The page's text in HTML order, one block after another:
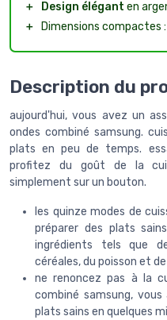
＋
Design élégant en
＋
Dimensions compactes
Description du
aujourd'hui, vous avez un
ondes combiné samsung.
plats en peu de temps.
profitez du goût de la
simplement sur un bouton.
les quinze modes de
préparer des plats
ingrédients tels que
céréales, du poisson et
ne renoncez pas à la
combiné samsung,
plats sains en quelques